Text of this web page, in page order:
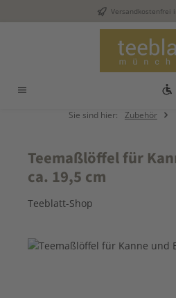
Zum Hauptinhalt springenVersandkostenfrei
Sie sind hier: Zubehör
Teemaßlöffel für
ca. 19,5 cm
Teeblatt-Shop
Bildergalerie überspringen